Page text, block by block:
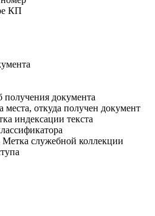
КП
получения документа
места, откуда получен документ
индексации текста
Метка служебной коллекции